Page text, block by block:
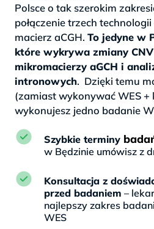
Polsce o tak szerokim
połączenie trzech technologii
macierz aCGH. To jedyne w
które wykrywa zmiany CNV
mikromacierzy aGCH i
intronowych. Dzięki temu
(zamiast wykonywać WES
wykonujesz jedno badanie
Szybkie terminy
w Będzinie umówisz z
Konsultacja z
przed badaniem –
najlepszy zakres
WES